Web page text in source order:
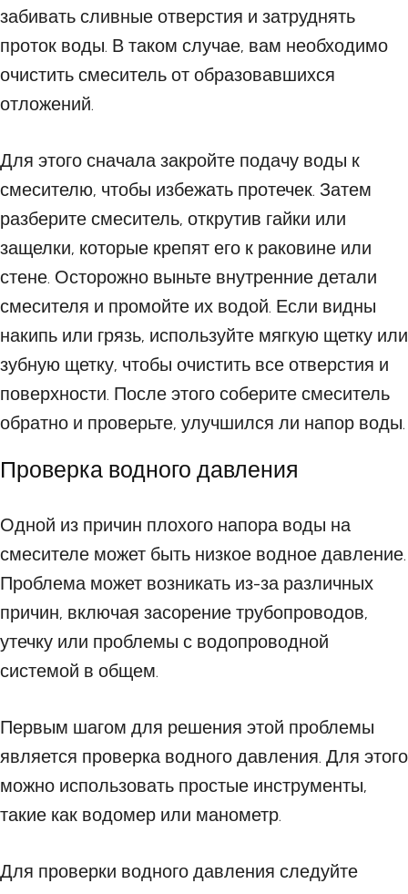
забивать сливные отверстия и затруднять
проток воды. В таком случае, вам необходимо
очистить смеситель от образовавшихся
отложений.
Для этого сначала закройте подачу воды к
смесителю, чтобы избежать протечек. Затем
разберите смеситель, открутив гайки или
защелки, которые крепят его к раковине или
стене. Осторожно выньте внутренние детали
смесителя и промойте их водой. Если видны
накипь или грязь, используйте мягкую щетку или
зубную щетку, чтобы очистить все отверстия и
поверхности. После этого соберите смеситель
обратно и проверьте, улучшился ли напор воды.
Проверка водного давления
Одной из причин плохого напора воды на
смесителе может быть низкое водное давление.
Проблема может возникать из-за различных
причин, включая засорение трубопроводов,
утечку или проблемы с водопроводной
системой в общем.
Первым шагом для решения этой проблемы
является проверка водного давления. Для этого
можно использовать простые инструменты,
такие как водомер или манометр.
Для проверки водного давления следуйте